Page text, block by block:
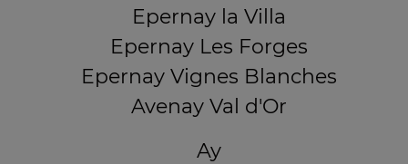
Epernay la Villa
Epernay Les Forges
Epernay Vignes Blanches
Avenay Val d'Or
Ay